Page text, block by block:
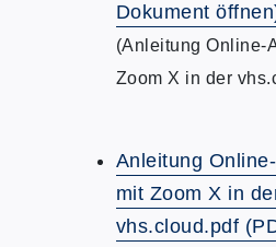
Dokument
(Anleitung Online-
Zoom X in der
Anleitung
mit Zoom X in
vhs.cloud.pdf